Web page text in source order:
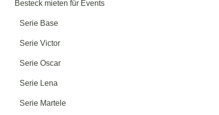
Besteck mieten für Events
Serie Base
Serie Victor
Serie Oscar
Serie Lena
Serie Martele